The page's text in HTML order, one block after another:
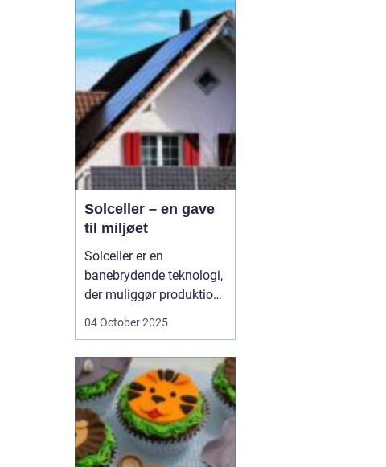
har...
Solceller – en gave
til miljøet
Solceller er en
banebrydende teknologi,
der muliggør produktion
af elektricitet ved at
kan man omdanne
solens energi til grøn
strøm, der kan bruges til
at drive husholdni...
04 October 2025